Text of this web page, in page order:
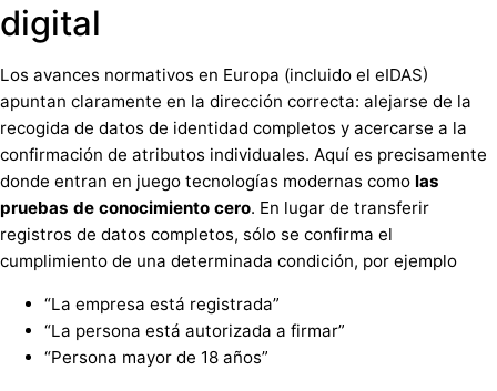
digital
Los avances normativos en Europa (incluido el eIDAS)
apuntan claramente en la dirección correcta: alejarse de la
recogida de datos de identidad completos y acercarse a la
confirmación de atributos individuales. Aquí es precisamente
donde entran en juego tecnologías modernas como las
pruebas de conocimiento cero. En lugar de transferir
registros de datos completos, sólo se confirma el
cumplimiento de una determinada condición, por ejemplo
“La empresa está registrada”
“La persona está autorizada a firmar”
“Persona mayor de 18 años”